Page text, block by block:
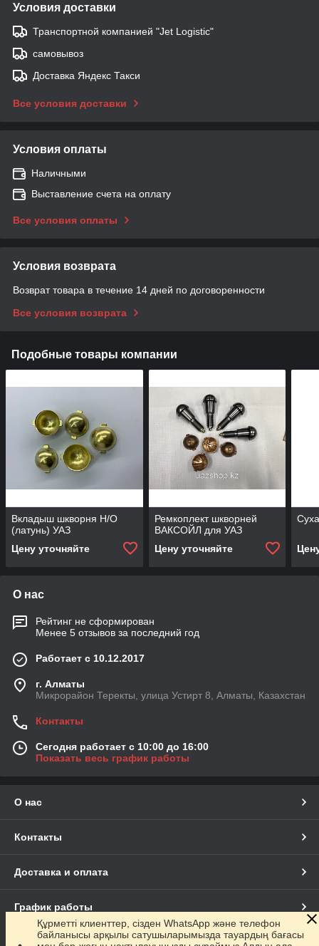
Условия доставки
Транспортной компанией "Jet Logistic"
самовывоз
Доставка Яндекс Такси
Все условия доставки
Условия оплаты
Наличными
Выставление счета на оплату
Все условия оплаты
Условия возврата
Возврат товара в течение 14 дней по договоренности
Все условия возврата
Подобные товары компании
Вкладыш шкворня Н/О
(латунь) УАЗ
Цену уточняйте
Ремкоплект шкворней
ВАКСОЙЛ для УАЗ
Цену уточняйте
О нас
Рейтинг не сформирован
Менее 5 отзывов за последний год
Работает с 10.12.2017
г. Алматы
Микрорайон Теректы, улица Устирт 8, Алматы, Казахстан
Контакты
Сегодня работает с 10:00 до 16:00
Показать весь график работы
О нас
Контакты
Доставка и оплата
График работы
Полная версия сайта
Құрметті клиенттер, сізден WhatsApp және телефон
байланысы арқылы сатушыларымызда тауардың бағасы